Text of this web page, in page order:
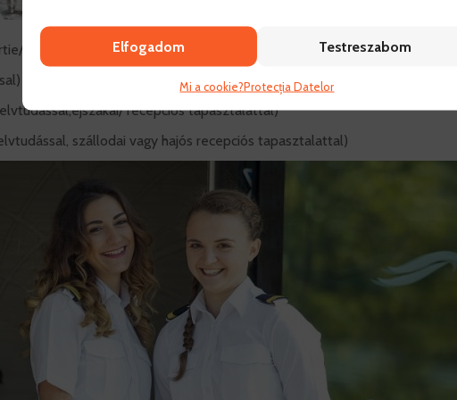
Elfogadom Testreszabom
Mi a cookie?Protecția Datelor
sous chef/executive chef) angol nyelvtudással, tapasztalattal
recepciós tapasztalattal)
szállodai vagy hajós recepciós tapasztalattal)